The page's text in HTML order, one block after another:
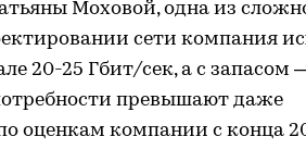
Моховой, одна из
сети компания
20-25 Гбит/сек, а с запасом
превышают даже
оценкам компании с конца